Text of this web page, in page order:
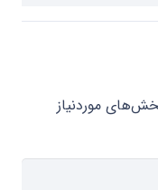
موردنیاز